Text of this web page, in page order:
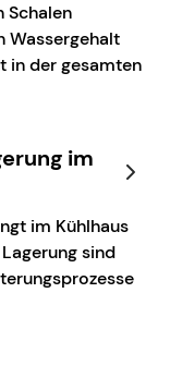
Schalen
Wassergehalt
in der gesamten
im
im Kühlhaus
sind